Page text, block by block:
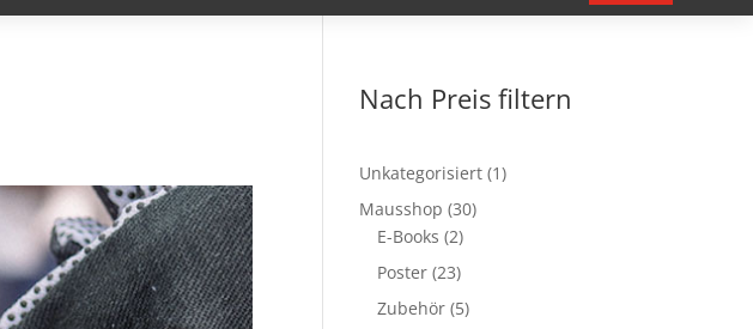
Nach Preis filtern
Unkategorisiert 11
Mausshop 3030
E-Books 22
Produkte
Poster 2323
Produkte
Zubehör 55